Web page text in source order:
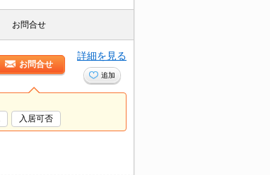
お問合せ
お問合せ
詳細を見る
追加
入居可否